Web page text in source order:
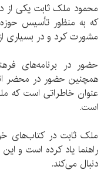
که به منظور تأسیس
مشورت کرد و در بسیاری از
حضور در برنامه‌های
همچنین حضور در محضر
عنوان خاطراتی است که
است.
ملک ثابت در کتاب‌های
راهنما یاد کرده است و
دنبال می‌کند.